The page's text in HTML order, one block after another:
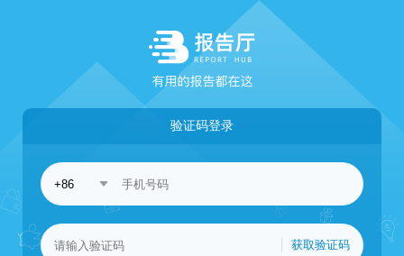
验证码登录
获取验证码